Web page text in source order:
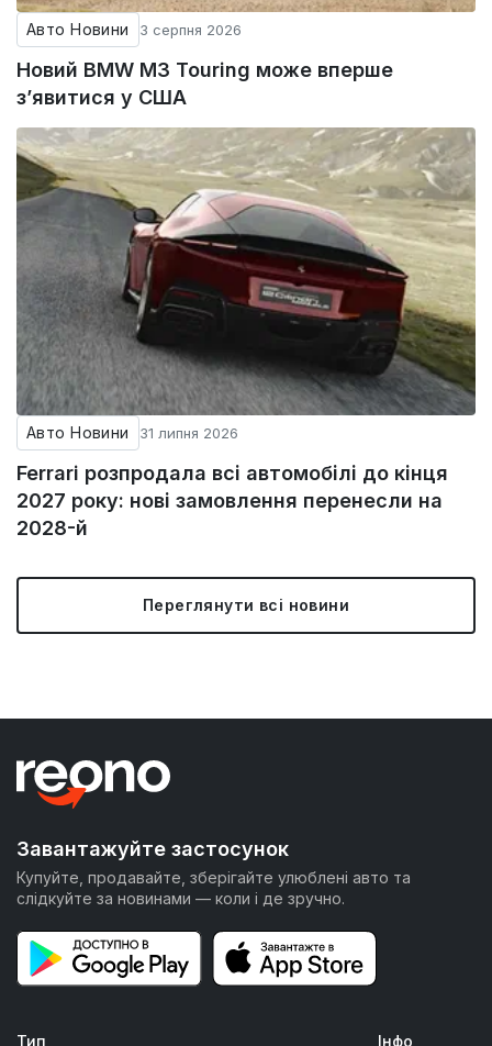
Авто Новини 3 серпня 2026
Новий BMW M3 Touring може вперше
з’явитися у США
Авто Новини 31 липня 2026
Ferrari розпродала всі автомобілі до кінця
2027 року: нові замовлення перенесли на
2028-й
Переглянути всі новини
Завантажуйте застосунок
Купуйте, продавайте, зберігайте улюблені авто та
слідкуйте за новинами — коли і де зручно.
Тип Інфо